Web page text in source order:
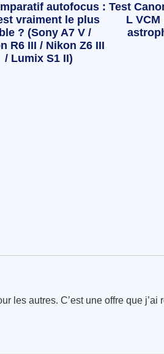
autofocus :
vraiment le plus
? (Sony A7 V /
R6 III / Nikon Z6 III
/ Lumix S1 II)
Test
L
les autres. C’est une offre que